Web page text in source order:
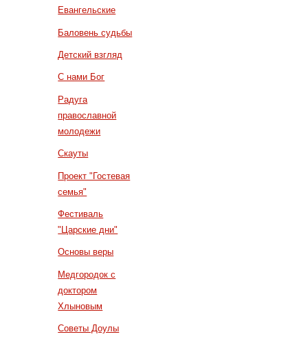
Евангельские
Баловень судьбы
Детский взгляд
С нами Бог
Радуга
православной
молодежи
Скауты
Проект "Гостевая
семья"
Фестиваль
"Царские дни"
Основы веры
Медгородок с
доктором
Хлыновым
Советы Доулы